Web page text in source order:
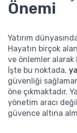
Önemi
Yatırım
Hayatın birçok
ve önlemler
İşte bu noktada,
güvenliği
öne çıkmaktadır.
yönetim aracı
güvence altına